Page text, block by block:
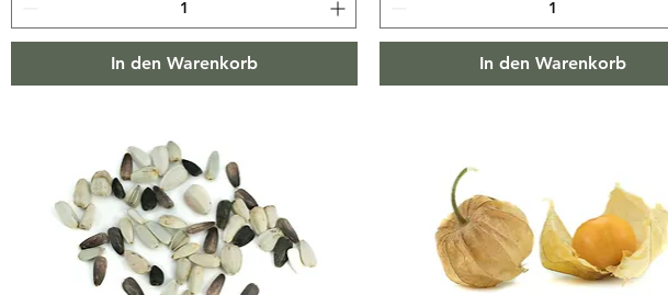
In den Warenkorb In den Warenkorb